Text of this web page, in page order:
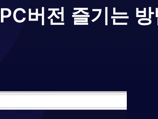
PC버전 즐기는 방